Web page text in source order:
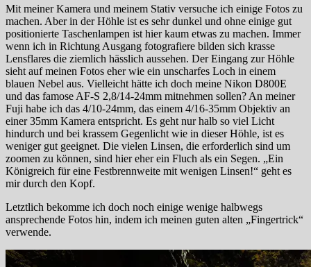
Mit meiner Kamera und meinem Stativ versuche ich einige Fotos zu
machen. Aber in der Höhle ist es sehr dunkel und ohne einige gut
positionierte Taschenlampen ist hier kaum etwas zu machen. Immer
wenn ich in Richtung Ausgang fotografiere bilden sich krasse
Lensflares die ziemlich hässlich aussehen. Der Eingang zur Höhle
sieht auf meinen Fotos eher wie ein unscharfes Loch in einem
blauen Nebel aus. Vielleicht hätte ich doch meine Nikon D800E
und das famose AF-S 2,8/14-24mm mitnehmen sollen? An meiner
Fuji habe ich das 4/10-24mm, das einem 4/16-35mm Objektiv an
einer 35mm Kamera entspricht. Es geht nur halb so viel Licht
hindurch und bei krassem Gegenlicht wie in dieser Höhle, ist es
weniger gut geeignet. Die vielen Linsen, die erforderlich sind um
zoomen zu können, sind hier eher ein Fluch als ein Segen. „Ein
Königreich für eine Festbrennweite mit wenigen Linsen!“ geht es
mir durch den Kopf.
Letztlich bekomme ich doch noch einige wenige halbwegs
ansprechende Fotos hin, indem ich meinen guten alten „Fingertrick“
verwende.